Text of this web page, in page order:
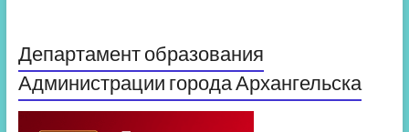
Департамент образования
Администрации города Архангельска